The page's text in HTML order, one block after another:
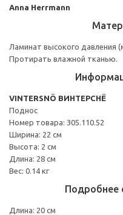
Anna Herrmann
Ламинат высокого давления
Протирать влажной тканью.
VINTERSNÖ ВИНТЕРСНЁ
Поднос
Номер товара: 305.110.52
Ширина: 22 см
Высота: 2 см
Длина: 28 см
Вес: 0.14 кг
Подробнее
Длина: 20 см